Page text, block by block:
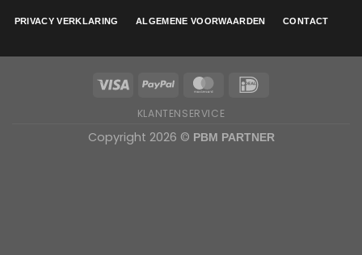
PRIVACY VERKLARING ALGEMENE VOORWAARDEN CONTACT
KLANTENSERVICE
Copyright 2026 © PBM PARTNER